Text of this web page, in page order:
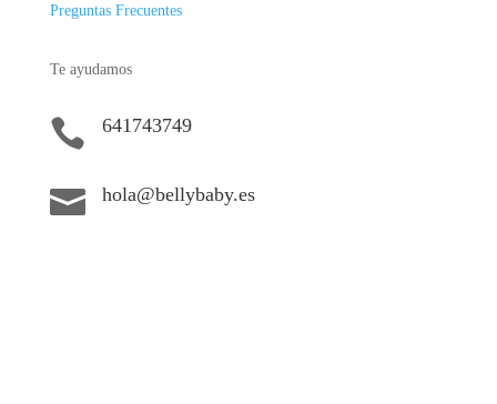
Preguntas Frecuentes
Te ayudamos
 641743749
 hola@bellybaby.es